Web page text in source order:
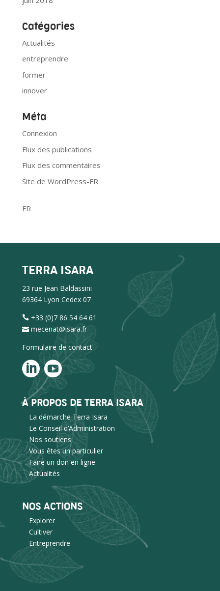
Catégories
Actualités
entreprendre
former
innover
Méta
Connexion
Flux des publications
Flux des commentaires
Site de WordPress-FR
FR
TERRA ISARA
23 rue Jean Baldassini
69364 Lyon Cedex 07
+33 (0)7 86 54 64 61
mecenat@isara.fr
Formulaire de contact
À PROPOS DE TERRA ISARA
La démarche Terra Isara
Le Conseil d’Administration
Nos soutiens
Vous êtes un particulier
Faire un don en ligne
Actualités
NOS ACTIONS
Explorer
Cultiver
Entreprendre